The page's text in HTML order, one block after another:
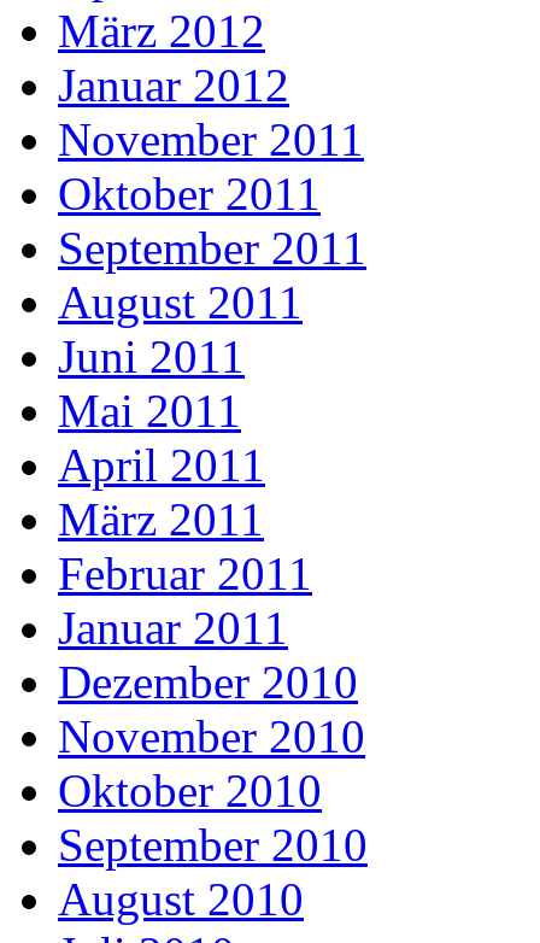
März 2012
Januar 2012
November 2011
Oktober 2011
September 2011
August 2011
Juni 2011
Mai 2011
April 2011
März 2011
Februar 2011
Januar 2011
Dezember 2010
November 2010
Oktober 2010
September 2010
August 2010